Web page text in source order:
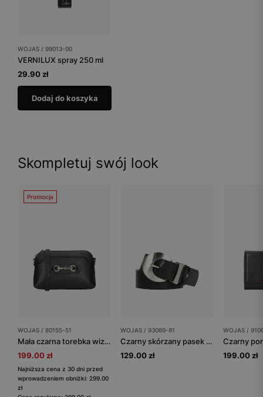
WOJAS / 99013-00
VERNILUX spray 250 ml
29.90 zł
Dodaj do koszyka
Skompletuj swój look
Promocja
WOJAS / 80155-51
Mała czarna torebka wizytowa ze złotą ozdobą
199.00 zł
Najniższa cena z 30 dni przed
wprowadzeniem obniżki: 299.00
zł
WOJAS / 93089-81
Czarny skórzany pasek damski z dużą srebrną klamrą
129.00 zł
WOJAS /
199.00 zł